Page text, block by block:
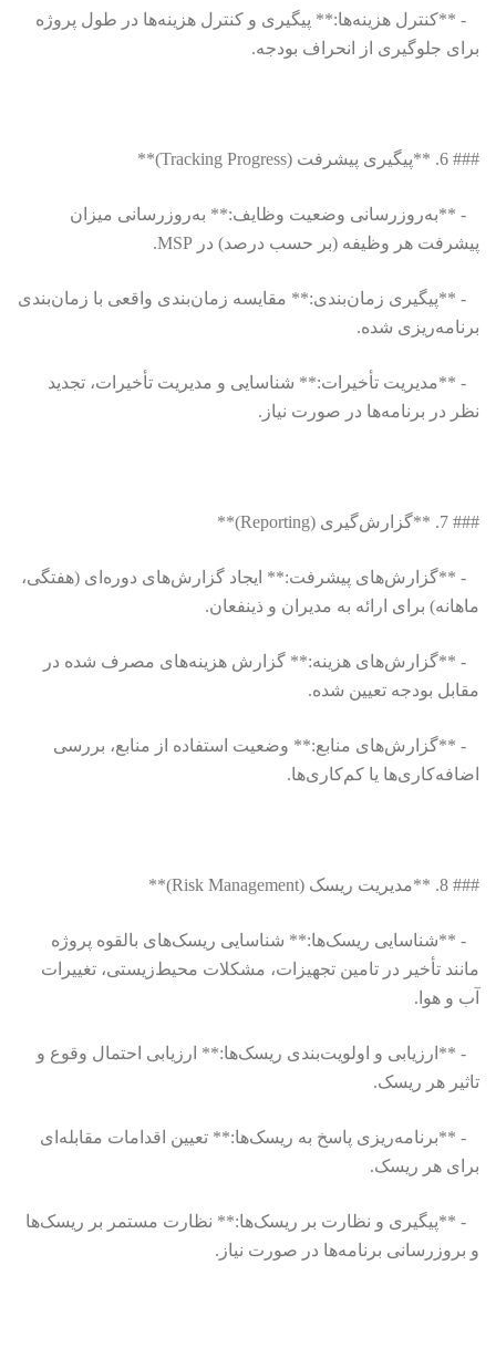
- **کنترل هزینه‌ها:** پیگیری و کنترل هزینه‌ها در طول پروژه
برای جلوگیری از انحراف بودجه.
### 6. **پیگیری پیشرفت (Tracking Progress)**
- **به‌روزرسانی وضعیت وظایف:** به‌روزرسانی میزان
پیشرفت هر وظیفه (بر حسب درصد) در MSP.
- **پیگیری زمان‌بندی:** مقایسه زمان‌بندی واقعی با زمان‌بندی
برنامه‌ریزی شده.
- **مدیریت تأخیرات:** شناسایی و مدیریت تأخیرات، تجدید
نظر در برنامه‌ها در صورت نیاز.
### 7. **گزارش‌گیری (Reporting)**
- **گزارش‌های پیشرفت:** ایجاد گزارش‌های دوره‌ای (هفتگی،
ماهانه) برای ارائه به مدیران و ذینفعان.
- **گزارش‌های هزینه:** گزارش هزینه‌های مصرف شده در
مقابل بودجه تعیین شده.
- **گزارش‌های منابع:** وضعیت استفاده از منابع، بررسی
اضافه‌کاری‌ها یا کم‌کاری‌ها.
### 8. **مدیریت ریسک (Risk Management)**
- **شناسایی ریسک‌ها:** شناسایی ریسک‌های بالقوه پروژه
مانند تأخیر در تامین تجهیزات، مشکلات محیط‌زیستی، تغییرات
آب و هوا.
- **ارزیابی و اولویت‌بندی ریسک‌ها:** ارزیابی احتمال وقوع و
تاثیر هر ریسک.
- **برنامه‌ریزی پاسخ به ریسک‌ها:** تعیین اقدامات مقابله‌ای
برای هر ریسک.
- **پیگیری و نظارت بر ریسک‌ها:** نظارت مستمر بر ریسک‌ها
و بروزرسانی برنامه‌ها در صورت نیاز.